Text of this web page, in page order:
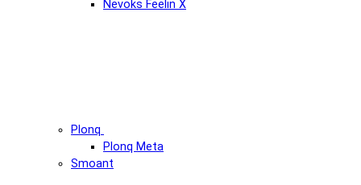
Nevoks Feelin X
Plonq
Plonq Meta
Smoant